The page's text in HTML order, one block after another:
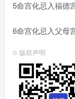
5命宫化忌入福德
6命宫化忌入父母
© 版权声明